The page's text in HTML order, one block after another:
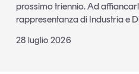
prossimo triennio. Ad
rappresentanza di Industria e
28 luglio 2026